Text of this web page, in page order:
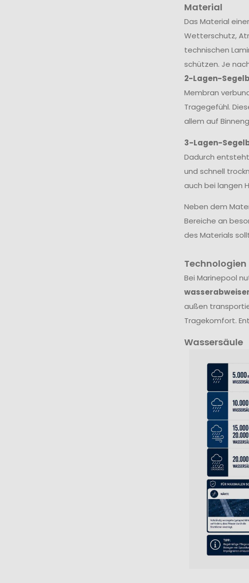
Material
Das Material
Wetterschutz,
technischen
schützen. Je
2-Lagen-
Membran
Tragegefühl.
allem auf
3-Lagen-
Dadurch
und schnell
auch bei langen
Neben dem
Bereiche an
des Materials
Technologien
Bei Marinepool
außen
Tragekomfort.
Wassersäule